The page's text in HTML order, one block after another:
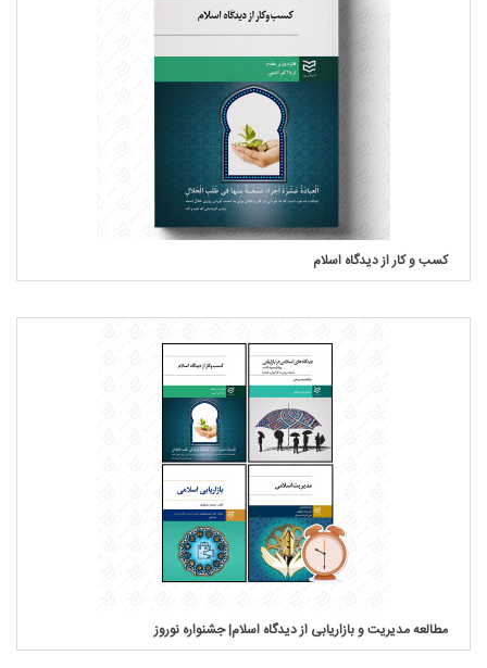
کسب و کار از دیدگاه اسلام
مطالعه مدیریت و بازاریابی از دیدگاه اسلام| جشنواره نوروز